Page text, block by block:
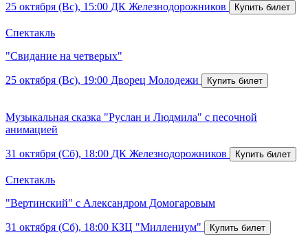
25 октября (Вс), 15:00 ДК Железнодорожников
Спектакль
"Свидание на четверых"
25 октября (Вс), 19:00 Дворец Молодежи
Музыкальная сказка "Руслан и Людмила" с песочной
анимацией
31 октября (Сб), 18:00 ДК Железнодорожников
Спектакль
"Вертинский" с Александром Домогаровым
31 октября (Сб), 18:00 КЗЦ "Миллениум"